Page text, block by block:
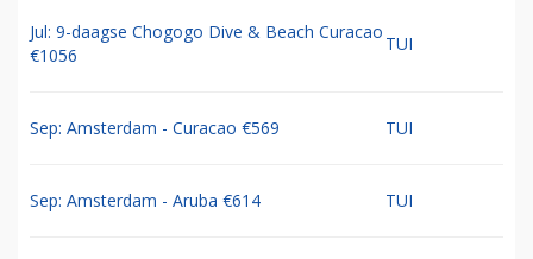
Jul: 9-daagse Chogogo Dive & Beach Curacao
€1056
TUI
Sep: Amsterdam - Curacao €569 TUI
Sep: Amsterdam - Aruba €614 TUI